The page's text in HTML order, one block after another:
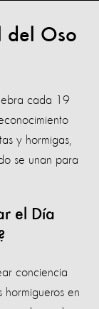
del Oso
cada 19
y hormigas,
se unan para
el Día
conciencia
hormigueros en